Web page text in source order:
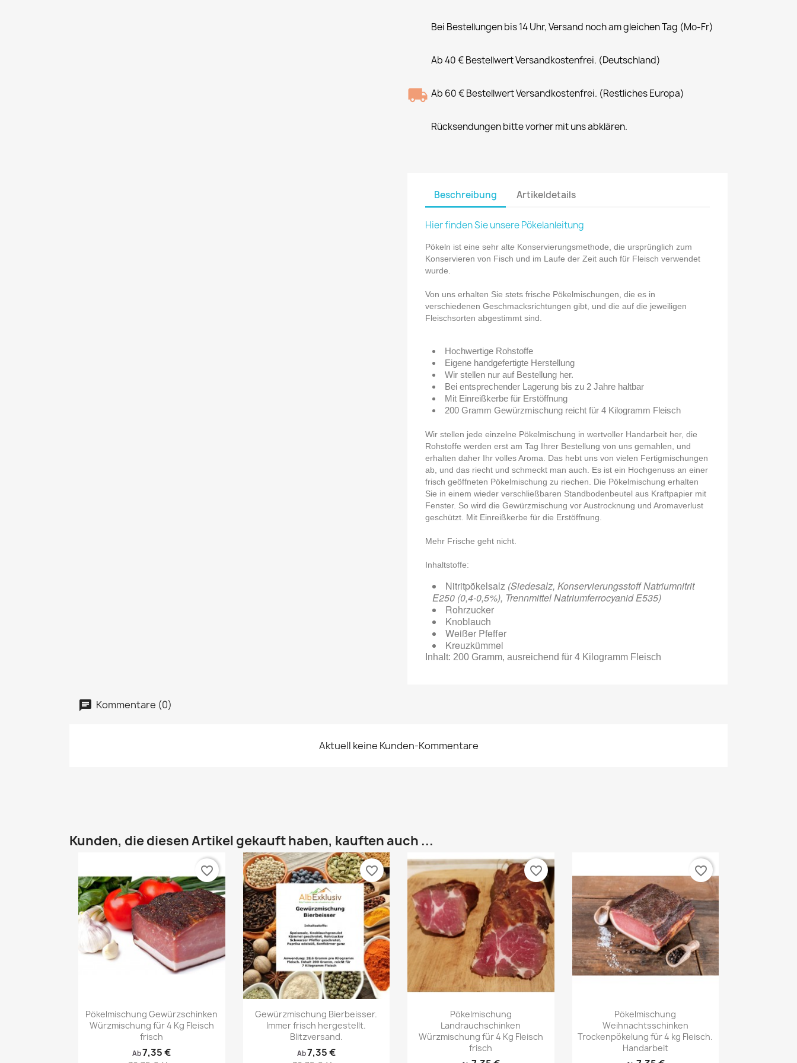
Bei Bestellungen bis 14 Uhr, Versand noch am gleichen Tag (Mo-Fr)
Ab 40 € Bestellwert Versandkostenfrei. (Deutschland)
Ab 60 € Bestellwert Versandkostenfrei. (Restliches Europa)
Rücksendungen bitte vorher mit uns abklären.
Beschreibung Artikeldetails
Hier finden Sie unsere Pökelanleitung
Pökeln ist eine sehr alte Konservierungsmethode, die ursprünglich zum
Konservieren von Fisch und im Laufe der Zeit auch für Fleisch verwendet
wurde.
Von uns erhalten Sie stets frische Pökelmischungen, die es in
verschiedenen Geschmacksrichtungen gibt, und die auf die jeweiligen
Fleischsorten abgestimmt sind.
Hochwertige Rohstoffe
Eigene handgefertigte Herstellung
Wir stellen nur auf Bestellung her.
Bei entsprechender Lagerung bis zu 2 Jahre haltbar
Mit Einreißkerbe für Erstöffnung
200 Gramm Gewürzmischung reicht für 4 Kilogramm Fleisch
Wir stellen jede einzelne Pökelmischung in wertvoller Handarbeit her, die
Rohstoffe werden erst am Tag Ihrer Bestellung von uns gemahlen, und
erhalten daher Ihr volles Aroma. Das hebt uns von vielen Fertigmischungen
ab, und das riecht und schmeckt man auch. Es ist ein Hochgenuss an einer
frisch geöffneten Pökelmischung zu riechen. Die Pökelmischung erhalten
Sie in einem wieder verschließbaren Standbodenbeutel aus Kraftpapier mit
Fenster. So wird die Gewürzmischung vor Austrocknung und Aromaverlust
geschützt. Mit Einreißkerbe für die Erstöffnung.
Mehr Frische geht nicht.
Inhaltstoffe:
Nitritpökelsalz (Siedesalz, Konservierungsstoff Natriumnitrit
E250 (0,4-0,5%), Trennmittel Natriumferrocyanid E535)
Rohrzucker
Knoblauch
Weißer Pfeffer
Kreuzkümmel
Inhalt: 200 Gramm, ausreichend für 4 Kilogramm Fleisch
Kommentare (0)
Aktuell keine Kunden-Kommentare
Kunden, die diesen Artikel gekauft haben, kauften auch ...
Vorschau
Pökelmischung Gewürzschinken
Würzmischung für 4 Kg Fleisch
frisch
Ab7,35 €
favorite_border
Vorschau
Gewürzmischung Bierbeisser.
Immer frisch hergestellt.
Blitzversand.
Ab7,35 €
favorite_border
Vorschau
Pökelmischung
Landrauchschinken
Würzmischung für 4 Kg Fleisch
frisch
favorite_border
Vorschau
Pökelmischung
Weihnachtsschinken
Trockenpökelung für 4 kg Fleisch.
Handarbeit
favorite_border